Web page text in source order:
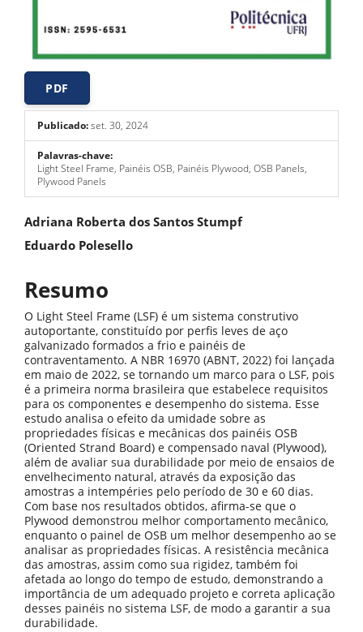
PDF
Publicado:set. 30, 2024
Palavras-chave:
Light Steel Frame, Painéis OSB, Painéis Plywood, OSB Panels,
Plywood Panels
Conteúdo
do
principal
Adriana Roberta dos Santos Stumpf
Eduardo Polesello
Resumo
O Light Steel Frame (LSF) é um sistema construtivo
autoportante, constituído por perfis leves de aço
galvanizado formados a frio e painéis de
contraventamento. A NBR 16970 (ABNT, 2022) foi lançada
em maio de 2022, se tornando um marco para o LSF, pois
é a primeira norma brasileira que estabelece requisitos
para os componentes e desempenho do sistema. Esse
estudo analisa o efeito da umidade sobre as
propriedades físicas e mecânicas dos painéis OSB
(Oriented Strand Board) e compensado naval (Plywood),
além de avaliar sua durabilidade por meio de ensaios de
envelhecimento natural, através da exposição das
amostras a intempéries pelo período de 30 e 60 dias.
Com base nos resultados obtidos, afirma-se que o
Plywood demonstrou melhor comportamento mecânico,
enquanto o painel de OSB um melhor desempenho ao se
analisar as propriedades físicas. A resistência mecânica
das amostras, assim como sua rigidez, também foi
afetada ao longo do tempo de estudo, demonstrando a
importância de um adequado projeto e correta aplicação
desses painéis no sistema LSF, de modo a garantir a sua
durabilidade.